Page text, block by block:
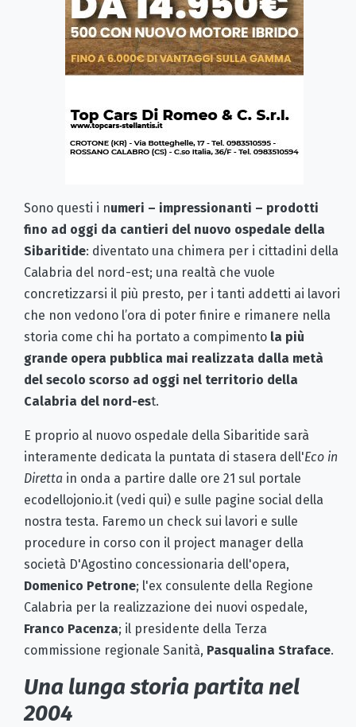
Sono questi i numeri – impressionanti – prodotti
fino ad oggi da cantieri del nuovo ospedale della
Sibaritide: diventato una chimera per i cittadini della
Calabria del nord-est; una realtà che vuole
concretizzarsi il più presto, per i tanti addetti ai lavori
che non vedono l’ora di poter finire e rimanere nella
storia come chi ha portato a compimento la più
grande opera pubblica mai realizzata dalla metà
del secolo scorso ad oggi nel territorio della
Calabria del nord-est.
E proprio al nuovo ospedale della Sibaritide sarà
interamente dedicata la puntata di stasera dell'Eco in
Diretta in onda a partire dalle ore 21 sul portale
ecodellojonio.it (vedi qui) e sulle pagine social della
nostra testa. Faremo un check sui lavori e sulle
procedure in corso con il project manager della
società D'Agostino concessionaria dell'opera,
Domenico Petrone; l'ex consulente della Regione
Calabria per la realizzazione dei nuovi ospedale,
Franco Pacenza; il presidente della Terza
commissione regionale Sanità, Pasqualina Straface.
Una lunga storia partita nel
2004